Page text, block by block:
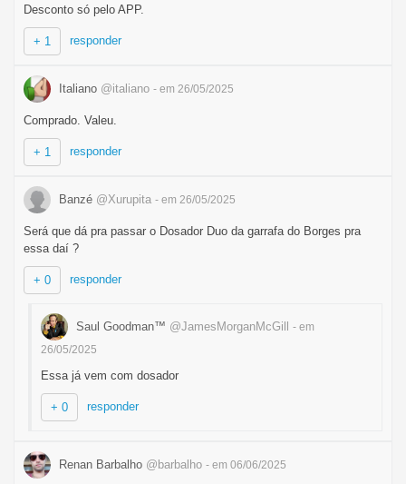
Desconto só pelo APP.
+ 1 responder
Italiano @italiano - em 26/05/2025
Comprado. Valeu.
+ 1 responder
Banzé @Xurupita - em 26/05/2025
Será que dá pra passar o Dosador Duo da garrafa do Borges pra
essa daí ?
+ 0 responder
Saul Goodman™ @JamesMorganMcGill - em
26/05/2025
Essa já vem com dosador
+ 0 responder
Renan Barbalho @barbalho - em 06/06/2025